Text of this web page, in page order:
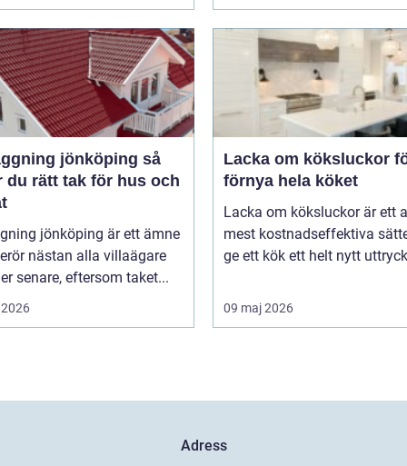
jönköping så
du rätt tak för hus och
jönköping är ett ämne
nästan alla villaägare
senare, eftersom taket...
Lacka om köksluckor
förnya hela köket
Lacka om köksluckor är ett
mest kostnadseffektiva
ge ett kök ett helt nytt
09 maj 2026
Adress